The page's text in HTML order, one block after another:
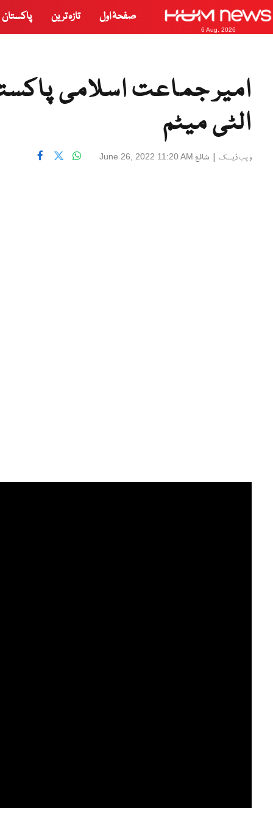
6 Aug, 2026
صفحۂ اول تازہ ترین پاکستان
الٹی میٹم
ویب ڈیسک | شائع June 26, 2022 11:20 AM